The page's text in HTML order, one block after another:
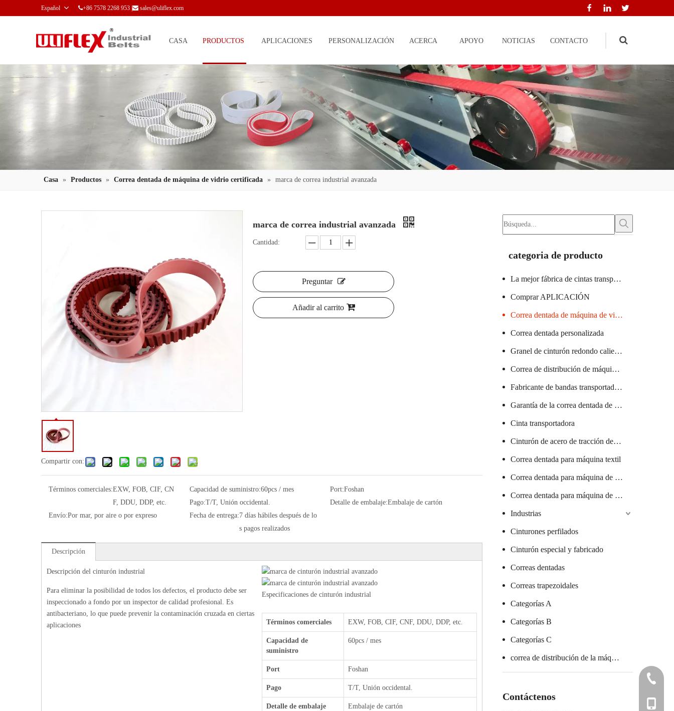
Español +86 7578 2268 953 |  sales@uliflex.com
CASA PRODUCTOS APLICACIONES PERSONALIZACIÓN ACERCA
DE
APOYO NOTICIAS CONTACTO
Search
Casa » Productos » Correa dentada de máquina de vidrio certificada » marca de correa industrial avanzada
Compartir con:
marca de correa industrial avanzada
Cantidad:
Preguntar
Añadir al carrito
Términos comerciales:EXW, FOB, CIF, CN
F, DDU, DDP, etc.
Capacidad de suministro:60pcs / mes Port:Foshan
Pago:T/T, Unión occidental. Detalle de embalaje:Embalaje de cartón
Envío:Por mar, por aire o por expreso Fecha de entrega:7 días hábiles después de lo
s pagos realizados
Descripción
Descripción del cinturón industrial
Para eliminar la posibilidad de todos los defectos, el producto debe ser
inspeccionado a fondo por un inspector de calidad profesional. Es
antibacteriano, lo que puede prevenir la contaminación cruzada en ciertas
aplicaciones
Especificaciones de cinturón industrial
Términos comerciales EXW, FOB, CIF, CNF, DDU, DDP, etc.
Capacidad de
suministro
60pcs / mes
Port Foshan
Pago T/T, Unión occidental.
Detalle de embalaje Embalaje de cartón
categoria de producto
La mejor fábrica de cintas transportadoras
Comprar APLICACIÓN
Correa dentada de máquina de vidrio certificada
Correa dentada personalizada
Granel de cinturón redondo caliente
Correa de distribución de máquina textil caliente
Fabricante de bandas transportadoras de PVC
Garantía de la correa dentada de la máquina de salchichas
Cinta transportadora
Cinturón de acero de tracción de elevador
Correa dentada para máquina textil
Correa dentada para máquina de salchichas
Correa dentada para máquina de vidrio
Industrias
Cinturones perfilados
Cinturón especial y fabricado
Correas dentadas
Correas trapezoidales
Categorías A
Categorías B
Categorías C
correa de distribución de la máquina de embalaje
Contáctenos
+86